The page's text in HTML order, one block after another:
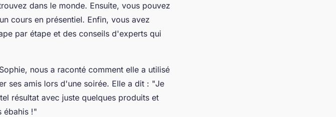
dans le monde. Ensuite, vous pouvez
cours en présentiel. Enfin, vous avez
par étape et des conseils d'experts qui
nous a raconté comment elle a utilisé
ses amis lors d'une soirée. Elle a dit : "Je
résultat avec juste quelques produits et
ébahis !"